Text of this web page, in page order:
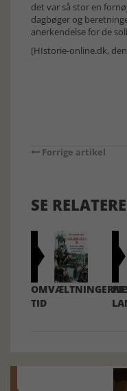
det var så stor en
dagbøger og
anerkendelse for de
[HIstorie-online.dk,
Forrige artikel
SE
TID